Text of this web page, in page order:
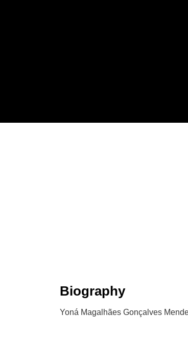
Biography
Yoná Magalhães Gonçalves